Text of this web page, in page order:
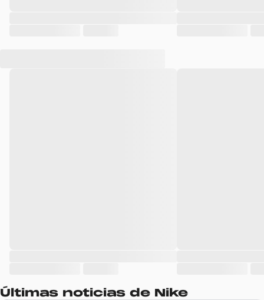
Últimas noticias de Nike